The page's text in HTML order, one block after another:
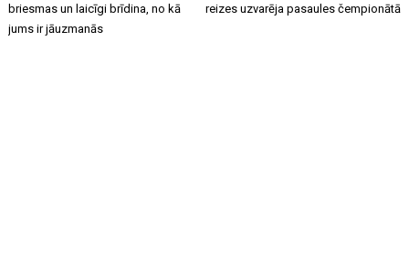
briesmas un laicīgi brīdina, no kā
jums ir jāuzmanās
reizes uzvarēja pasaules čempionātā